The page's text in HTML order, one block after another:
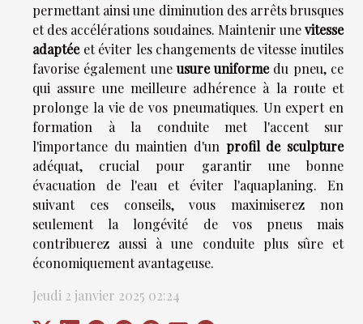
permettant ainsi une diminution des arrêts brusques
et des accélérations soudaines. Maintenir unevitesse
adaptéeet éviter les changements de vitesse inutiles
favorise également uneusure uniformedu pneu, ce
qui assure une meilleure adhérence à la route et
prolonge la vie de vos pneumatiques. Un expert en
formation à la conduite met l'accent sur
l'importance du maintien d'un profil de sculpture
adéquat, crucial pour garantir une bonne
évacuation de l'eau et éviter l'aquaplaning. En
suivant ces conseils, vous maximiserez non
seulement la longévité de vos pneus mais
contribuerez aussi à une conduite plus sûre et
économiquement avantageuse.
Jeudi 2 janvier 2025 02:24